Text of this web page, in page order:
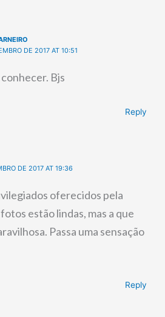
DE 2017 AT 10:51
Bjs
Reply
DE 2017 AT 19:36
oferecidos pela
estão lindas, mas a que
Passa uma sensação
Reply